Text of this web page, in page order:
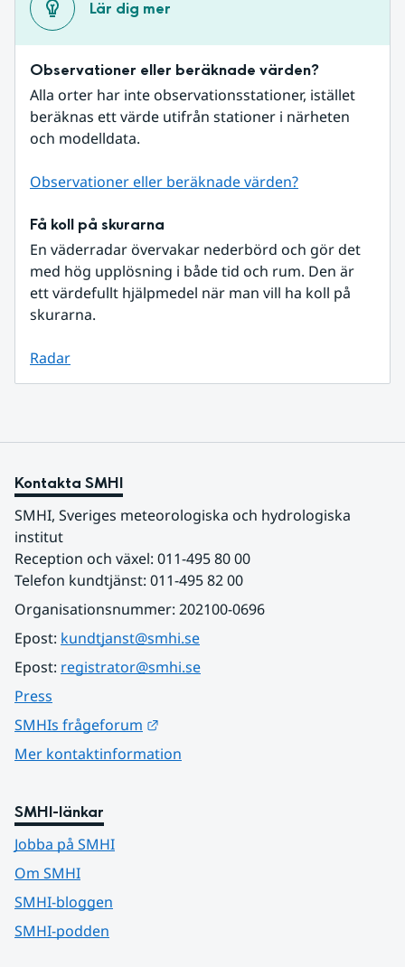
Lär dig mer
Observationer eller beräknade värden?
Alla orter har inte observationsstationer, istället
beräknas ett värde utifrån stationer i närheten
och modelldata.
Observationer eller beräknade värden?
Få koll på skurarna
En väderradar övervakar nederbörd och gör det
med hög upplösning i både tid och rum. Den är
ett värdefullt hjälpmedel när man vill ha koll på
skurarna.
Radar
Kontakta SMHI
SMHI, Sveriges meteorologiska och hydrologiska
institut
Reception och växel: 011-495 80 00
Telefon kundtjänst: 011-495 82 00
Organisationsnummer: 202100-0696
Epost: kundtjanst@smhi.se
Epost: registrator@smhi.se
Press
SMHIs frågeforum
Mer kontaktinformation
SMHI-länkar
Jobba på SMHI
Om SMHI
SMHI-bloggen
SMHI-podden